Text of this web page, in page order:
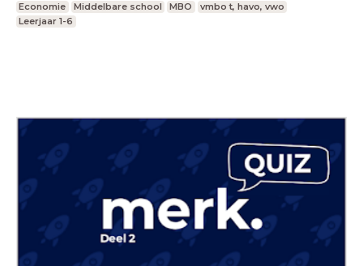
Economie Middelbare school MBO
vmbo t, havo, vwo
Leerjaar 1-6